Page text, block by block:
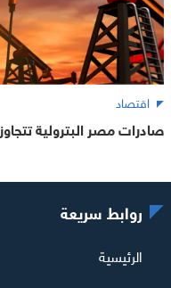
اقتصاد
صادرات مصر البترولية تتجاوز 2.3 مليون طن خلال النصف الأول
روابط سريعة
الرئيسية